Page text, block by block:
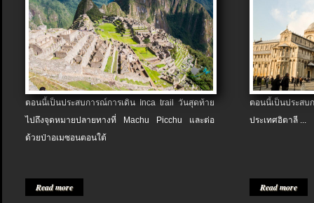
ตอนนี้เป็นประสบการณ์การเดิน Inca trail วันสุดท้าย
ไปถึงจุดหมายปลายทางที่ Machu Picchu และต่อ
ด้วยป่าอเมซอนตอนใต้
Read more
ตอนนี้เป็นประส
ประเทศอิตาลี ...
Read more